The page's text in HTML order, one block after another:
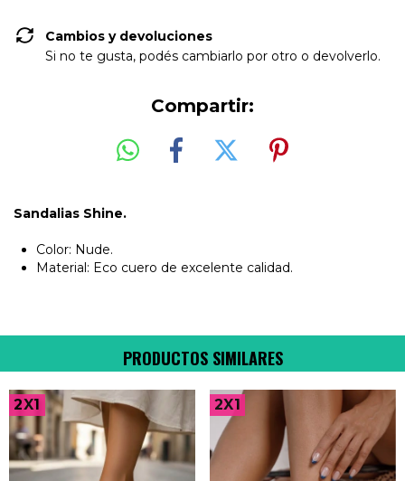
Cambios y devoluciones
Si no te gusta, podés cambiarlo por otro o devolverlo.
Compartir:
Sandalias Shine.
Color: Nude.
Material: Eco cuero de excelente calidad.
PRODUCTOS SIMILARES
2X1 2X1